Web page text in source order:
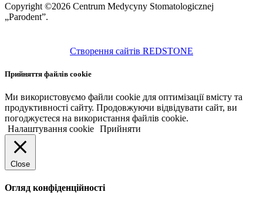
Copyright ©2026 Centrum Medycyny Stomatologicznej
„Parodent”.
Створення сайтів REDSTONE
Прийняття файлів cookie
Ми використовуємо файли cookie для оптимізації вмісту та
продуктивності сайту. Продовжуючи відвідувати сайт, ви
погоджуєтеся на використання файлів cookie.
Налаштування cookie Прийняти
Close
Огляд конфіденційності